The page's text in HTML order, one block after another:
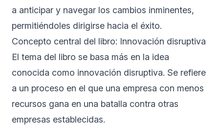
a anticipar y navegar los cambios inminentes,
permitiéndoles dirigirse hacia el éxito.
Concepto central del libro: Innovación disruptiva
El tema del libro se basa más en la idea
conocida como innovación disruptiva. Se refiere
a un proceso en el que una empresa con menos
recursos gana en una batalla contra otras
empresas establecidas.